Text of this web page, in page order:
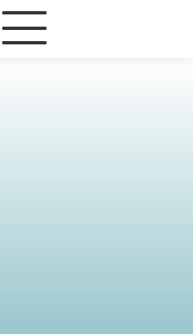
Mobilmeny